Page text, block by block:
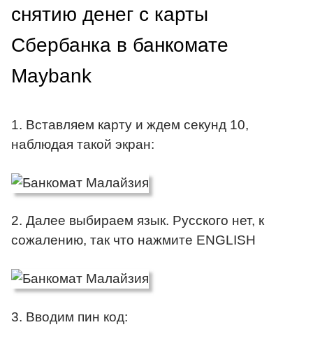
снятию денег с карты
Сбербанка в банкомате
Maybank
1. Вставляем карту и ждем секунд 10,
наблюдая такой экран:
2. Далее выбираем язык. Русского нет, к
сожалению, так что нажмите ENGLISH
3. Вводим пин код: